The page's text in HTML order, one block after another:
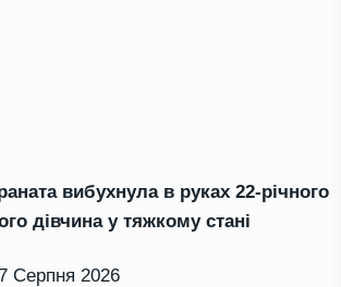
вибухнула в руках 22-річного
дівчина у тяжкому стані
Серпня 2026